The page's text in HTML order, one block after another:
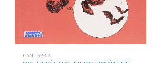
CANTABRIA